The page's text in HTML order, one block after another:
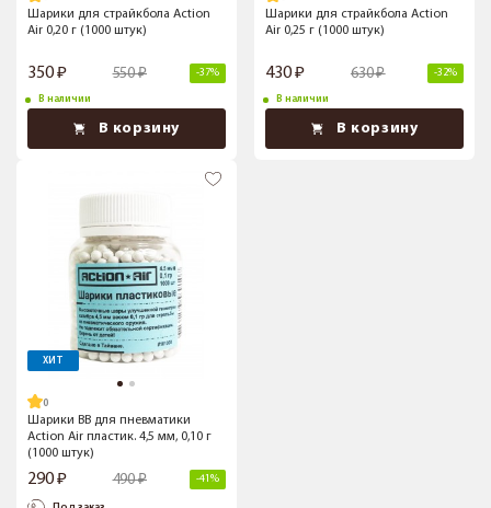
Шарики для страйкбола Action
Air 0,20 г (1000 штук)
350 550 -37%
В наличии
В корзину
Шарики для страйкбола Action
Air 0,25 г (1000 штук)
430 630 -32%
В наличии
В корзину
ХИТ
Шарики BB для пневматики
Action Air пластик. 4,5 мм, 0,10 г
(1000 штук)
290 490 -41%